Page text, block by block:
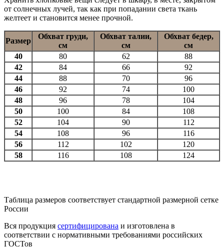
от солнечных лучей, так как при попадании света ткань
желтеет и становится менее прочной.
Размер
Обхват груди,
см
Обхват талии,
см
Обхват бедер,
см
40
80 62
88
42
84 66
92
44
88 70
96
46
92 74
100
48
96 78
104
50
100 84
108
52
104 90
112
54
108 96
116
56
112 102
120
58
116 108 124
Таблица размеров соответствует стандартной размерной сетке
России
Вся продукция сертифицирована и изготовлена в
соответствии с нормативными требованиями российских
ГОСТов